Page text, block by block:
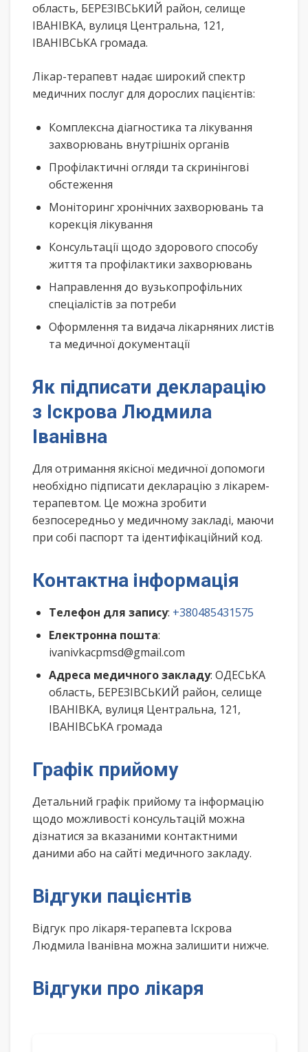
область, БЕРЕЗІВСЬКИЙ район, селище
ІВАНІВКА, вулиця Центральна, 121,
ІВАНІВСЬКА громада.
Лікар-терапевт надає широкий спектр
медичних послуг для дорослих пацієнтів:
Комплексна діагностика та лікування
захворювань внутрішніх органів
Профілактичні огляди та скринінгові
обстеження
Моніторинг хронічних захворювань та
корекція лікування
Консультації щодо здорового способу
життя та профілактики захворювань
Направлення до вузькопрофільних
спеціалістів за потреби
Оформлення та видача лікарняних листів
та медичної документації
Як підписати декларацію
з Іскрова Людмила
Іванівна
Для отримання якісної медичної допомоги
необхідно підписати декларацію з лікарем-
терапевтом. Це можна зробити
безпосередньо у медичному закладі, маючи
при собі паспорт та ідентифікаційний код.
Контактна інформація
Телефон для запису: +380485431575
Електронна пошта:
ivanivkacpmsd@gmail.com
Адреса медичного закладу: ОДЕСЬКА
область, БЕРЕЗІВСЬКИЙ район, селище
ІВАНІВКА, вулиця Центральна, 121,
ІВАНІВСЬКА громада
Графік прийому
Детальний графік прийому та інформацію
щодо можливості консультацій можна
дізнатися за вказаними контактними
даними або на сайті медичного закладу.
Відгуки пацієнтів
Відгук про лікаря-терапевта Іскрова
Людмила Іванівна можна залишити нижче.
Відгуки про лікаря